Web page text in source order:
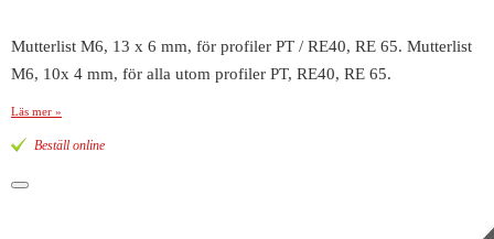
Mutterlist M6, 13 x 6 mm, för profiler PT / RE40, RE 65. Mutterlist
M6, 10x 4 mm, för alla utom profiler PT, RE40, RE 65.
Läs mer »
Beställ online